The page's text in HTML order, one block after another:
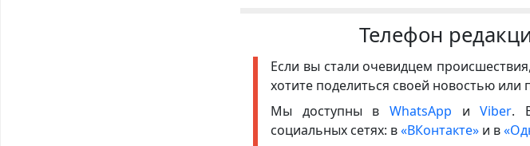
Телефон
Если вы стали очевидцем
хотите поделиться своей новостью
Мы доступны в WhatsApp иViber.
социальных сетях: в«ВКонтакте» и в